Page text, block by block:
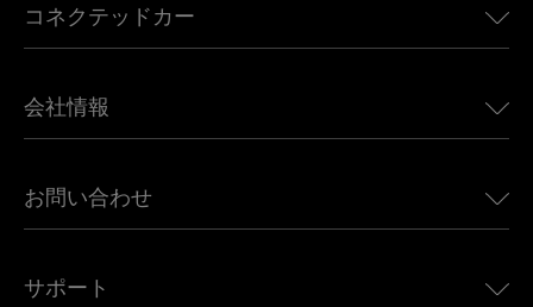
ヨーロッパ向けeSIM
カナダ向けeSIM
アフリカ向けeSIM
すべての目的地を見る
コネクテッドカー
Land Rover向けUbigi
Jeep向けUbigi
Mini向けUbigi
会社情報
Ubigi関連プレス
Ubigiアプリ
お問い合わせ
アフェリエイトプログラム
サポート